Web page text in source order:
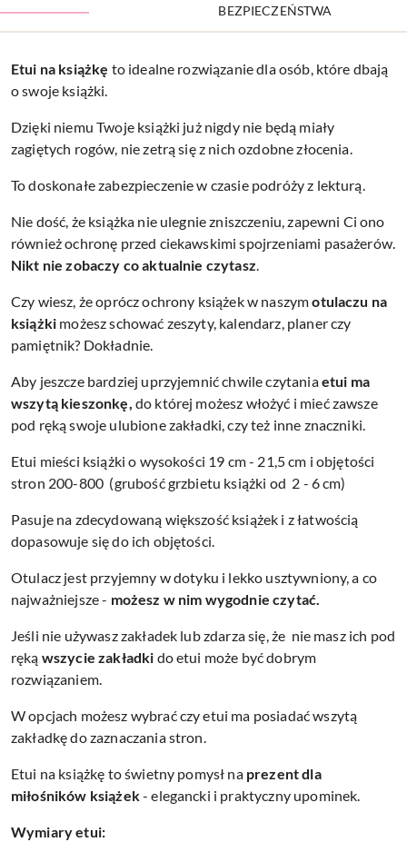
BEZPIECZEŃSTWA
Etui na książkę to idealne rozwiązanie dla osób, które dbają
o swoje książki.
Dzięki niemu Twoje książki już nigdy nie będą miały
zagiętych rogów, nie zetrą się z nich ozdobne złocenia.
To doskonałe zabezpieczenie w czasie podróży z lekturą.
Nie dość, że książka nie ulegnie zniszczeniu, zapewni Ci ono
również ochronę przed ciekawskimi spojrzeniami pasażerów.
Nikt nie zobaczy co aktualnie czytasz.
Czy wiesz, że oprócz ochrony książek w naszymotulaczu na
książki możesz schować zeszyty, kalendarz, planer czy
pamiętnik? Dokładnie.
Aby jeszcze bardziej uprzyjemnić chwile czytaniaetui ma
wszytą kieszonkę, do której możesz włożyć i mieć zawsze
pod ręką swoje ulubione zakładki, czy też inne znaczniki.
Etui mieści książki o wysokości 19 cm - 21,5 cm i objętości
stron 200-800 (grubość grzbietu książki od 2 - 6 cm)
Pasuje na zdecydowaną większość książek i z łatwością
dopasowuje się do ich objętości.
Otulacz jest przyjemny w dotyku i lekko usztywniony, a co
najważniejsze - możesz w nim wygodnie czytać.
Jeśli nie używasz zakładek lub zdarza się, że nie masz ich pod
ręką wszycie zakładki do etui może być dobrym
rozwiązaniem.
W opcjach możesz wybrać czy etui ma posiadać wszytą
zakładkę do zaznaczania stron.
Etui na książkę to świetny pomysł na prezent dla
miłośników książek- elegancki i praktyczny upominek.
Wymiary etui: